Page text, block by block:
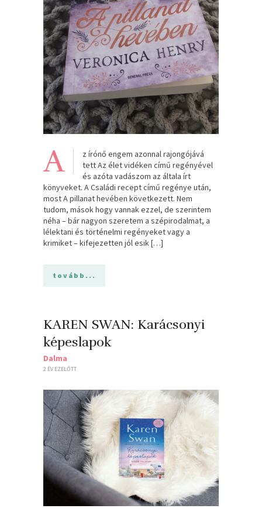
A
z írónő engem azonnal rajongójává
tett Az élet vidéken című regényével
és azóta vadászom az általa írt
könyveket. A Családi recept című regénye után,
most A pillanat hevében következett. Nem
tudom, mások hogy vannak ezzel, de szerintem
néha – bár nagyon szeretem a szépirodalmat, a
lélektani és történelmi regényeket vagy a
krimiket – kifejezetten jól esik […]
tovább...
KAREN SWAN: Karácsonyi ​
képeslapok
Dalma
2 ÉV EZELŐTT